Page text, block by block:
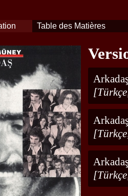
Table des Matières